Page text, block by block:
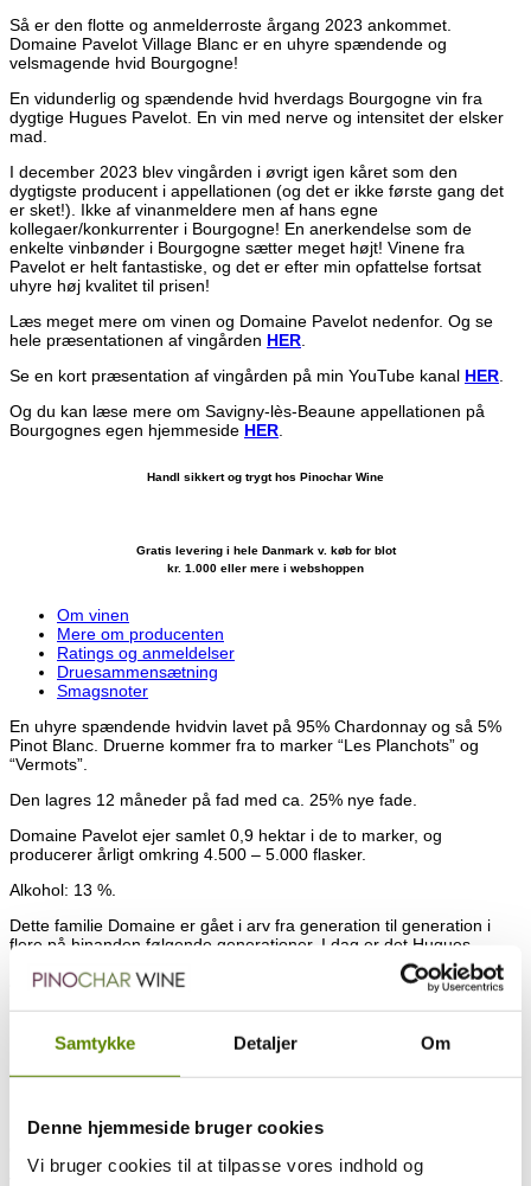
Samtykke Detaljer Om
Denne hjemmeside bruger cookies
Vi bruger cookies til at tilpasse vores indhold og
Village
Blanc
2023
Så er den flotte og anmelderroste årgang 2023 ankommet.
Domaine Pavelot Village Blanc er en uhyre spændende og
velsmagende hvid Bourgogne!
En vidunderlig og spændende hvid hverdags Bourgogne vin fra
dygtige Hugues Pavelot. En vin med nerve og intensitet der elsker
mad.
I december 2023 blev vingården i øvrigt igen kåret som den
dygtigste producent i appellationen (og det er ikke første gang det
er sket!). Ikke af vinanmeldere men af hans egne
kollegaer/konkurrenter i Bourgogne! En anerkendelse som de
enkelte vinbønder i Bourgogne sætter meget højt! Vinene fra
Pavelot er helt fantastiske, og det er efter min opfattelse fortsat
uhyre høj kvalitet til prisen!
Læs meget mere om vinen og Domaine Pavelot nedenfor. Og se
hele præsentationen af vingården HER
Se en kort præsentation af vingården på min YouTube kanal HER
Og du kan læse mere om Savigny-lès-Beaune appellationen på
Bourgognes egen hjemmeside HER
Handl sikkert og trygt hos Pinochar Wine
Gratis levering i hele Danmark v. køb for blot
kr. 1.000 eller mere i webshoppen
Om vinen
Mere om producenten
Ratings og anmeldelser
Druesammensætning
Smagsnoter
En uhyre spændende hvidvin lavet på 95% Chardonnay og så 5%
Pinot Blanc. Druerne kommer fra to marker “Les Planchots” og
“Vermots”.
Den lagres 12 måneder på fad med ca. 25% nye fade.
Domaine Pavelot ejer samlet 0,9 hektar i de to marker, og
producerer årligt omkring 4.500 – 5.000 flasker.
Alkohol: 13 %.
Dette familie Domaine er gået i arv fra generation til generation i
flere på hinanden følgende generationer. I dag er det Hugues
Pavelot der varetager drift og vinproduktion, og Domainet er
anerkendt som et af de bedste i Savigny-Lés-Beaune.
Hugues Pavelot har nu overtaget dette Domaine efter sin far Jean-
Marc. De ejer i dag 13 hektar vinmarker primært i Savigny-Lés-
Beaune, hvoraf intet mindre end ca. 7,8 hektar er 1. cru. Deraf også
0,09 hektar hvid Corton Grand Cru. De ligger i byen Savigny-Lés-
Deres vinmarker består hovedsageligt at gamle vinstokke, i nogle